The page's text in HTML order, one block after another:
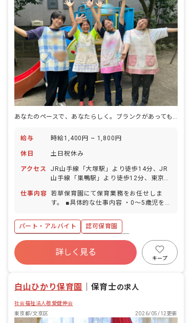
しており、子どもたちが季節や文化にふ
れ、さまざまな経験を積み重ねられるよ
う保育を組み立てています。クッキング
や園外活動、行事の準備もチームで協力
しながら進めますので、初めての方もご
安心ください。 ※子どもたちの「やって
みたい！」を引き出す保育の中で、あな
た自身の得意なことや経験もぜひ活かし
てください。
あなたのペースで、あなたらしく。ブランクがあっても笑顔で働ける保育園♪
給与 時給1,400円 ~ 1,800円
休日 土日祝休み
アクセス
JR山手線「大塚駅」より徒歩14分、JR
山手線「巣鴨駅」より徒歩12分、東京メ
大塚駅よりバス、「南大塚一丁目」バス
停下車、徒歩5分 ■自転車通勤可（無料
仕事内容 若草保育園にて保育業務をお任せしま
す。 ■具体的な仕事内容 ・0～5歳児をお
パート・アルバイト
認可保育園
ボーナス・賞与あり
社会保険完備
有給
福利厚生充実
詳しく見る
キープ
白山ひかり保育園 保育士の求人
社会福祉法人敬愛健伸会
東京都/文京区
2026/05/12更新